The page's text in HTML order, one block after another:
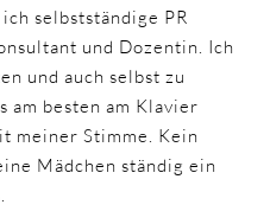
selbstständige PR
und Dozentin. Ich
und auch selbst zu
am besten am Klavier
meiner Stimme. Kein
Mädchen ständig ein